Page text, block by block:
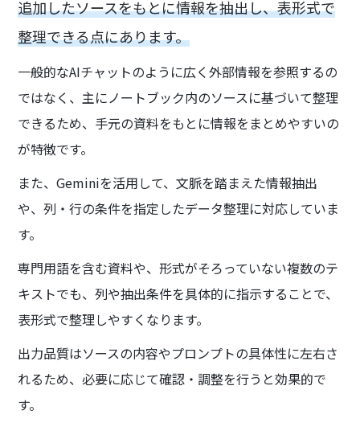
追加したソースをもとに情報を抽出し、表形式で
整理できる点にあります。
一般的なAIチャットのように広く外部情報を参照するの
ではなく、主にノートブック内のソースに基づいて整理
できるため、手元の資料をもとに情報をまとめやすいの
が特徴です。
また、Geminiを活用して、文脈を踏まえた情報抽出
や、列・行の条件を指定したデータ整理に対応していま
す。
専門用語を含む資料や、形式がそろっていない複数のテ
キストでも、列や抽出条件を具体的に指示することで、
表形式で整理しやすくなります。
出力品質はソースの内容やプロンプトの具体性に左右さ
れるため、必要に応じて確認・調整を行うと効果的で
す。